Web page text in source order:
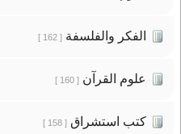
الفكر والفلسفة[ 162 ]
علوم القرآن[ 160 ]
كتب استشراق[ 158 ]